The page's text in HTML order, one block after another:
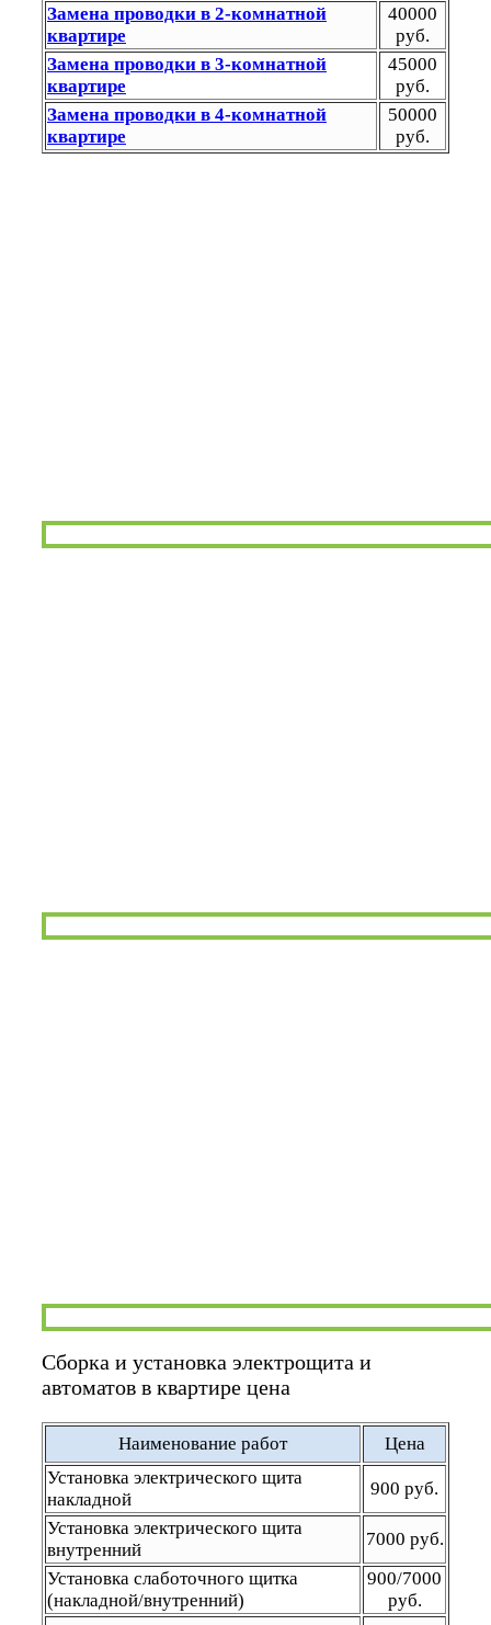
Замена проводки в 2-комнатной
квартире
40000
руб.
Замена проводки в 3-комнатной
квартире
45000
руб.
Замена проводки в 4-комнатной
квартире
50000
руб.
Сборка и установка электрощита и
автоматов в квартире цена
Наименование работ
Цена
Установка электрического щита
накладной
900 руб.
Установка электрического щита
внутренний
7000 руб.
Установка слаботочного щитка
(накладной/внутренний)
900/7000
руб.